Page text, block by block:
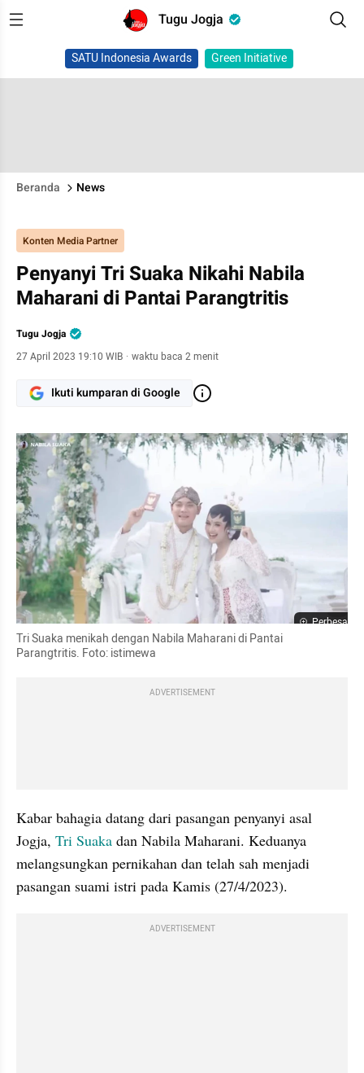
Tugu Jogja
SATU Indonesia Awards Green Initiative
Beranda News
Konten Media Partner
Penyanyi Tri Suaka Nikahi Nabila
Maharani di Pantai Parangtritis
Tugu Jogja
27 April 2023 19:10 WIB · waktu baca 2 menit
Ikuti kumparan di Google
Perbesar
Tri Suaka menikah dengan Nabila Maharani di Pantai
Parangtritis. Foto: istimewa
ADVERTISEMENT
Kabar bahagia datang dari pasangan penyanyi asal
Jogja, Tri Suaka dan Nabila Maharani. Keduanya
melangsungkan pernikahan dan telah sah menjadi
pasangan suami istri pada Kamis (27/4/2023).
ADVERTISEMENT